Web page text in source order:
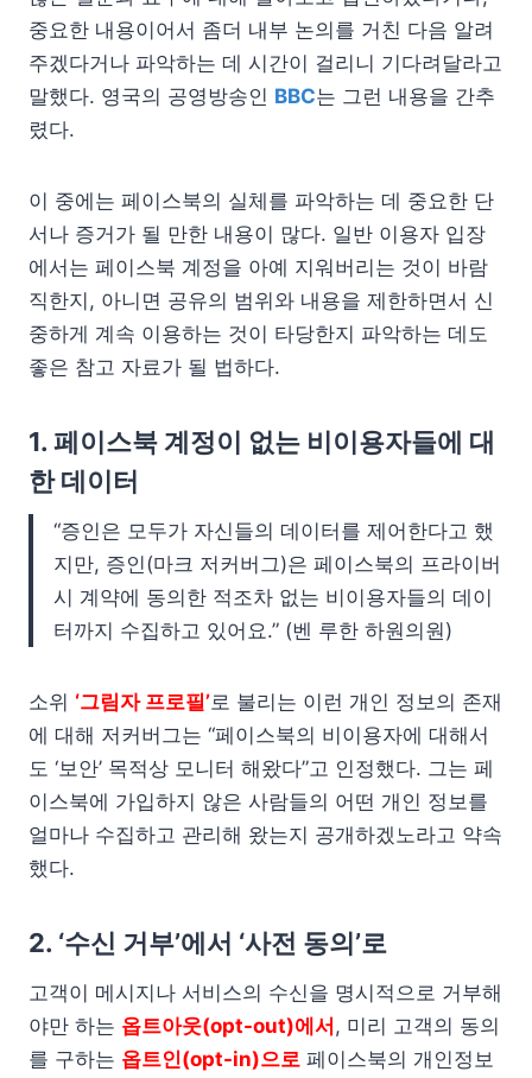
중요한 내용이어서 좀더 내부 논의를 거친 다음 알려
주겠다거나 파악하는 데 시간이 걸리니 기다려달라고
말했다. 영국의 공영방송인 BBC는 그런 내용을 간추
렸다.
이 중에는 페이스북의 실체를 파악하는 데 중요한 단
서나 증거가 될 만한 내용이 많다. 일반 이용자 입장
에서는 페이스북 계정을 아예 지워버리는 것이 바람
직한지, 아니면 공유의 범위와 내용을 제한하면서 신
중하게 계속 이용하는 것이 타당한지 파악하는 데도
좋은 참고 자료가 될 법하다.
1. 페이스북 계정이 없는 비이용자들에 대
한 데이터
“증인은 모두가 자신들의 데이터를 제어한다고 했
지만, 증인(마크 저커버그)은 페이스북의 프라이버
시 계약에 동의한 적조차 없는 비이용자들의 데이
터까지 수집하고 있어요.” (벤 루한 하원의원)
소위 ‘그림자 프로필’로 불리는 이런 개인 정보의 존재
에 대해 저커버그는 “페이스북의 비이용자에 대해서
도 ‘보안’ 목적상 모니터 해왔다”고 인정했다. 그는 페
이스북에 가입하지 않은 사람들의 어떤 개인 정보를
얼마나 수집하고 관리해 왔는지 공개하겠노라고 약속
했다.
2. ‘수신 거부’에서 ‘사전 동의’로
고객이 메시지나 서비스의 수신을 명시적으로 거부해
야만 하는 옵트아웃(opt-out)에서 , 미리 고객의 동의
를 구하는 옵트인(opt-in)으로 페이스북의 개인정보